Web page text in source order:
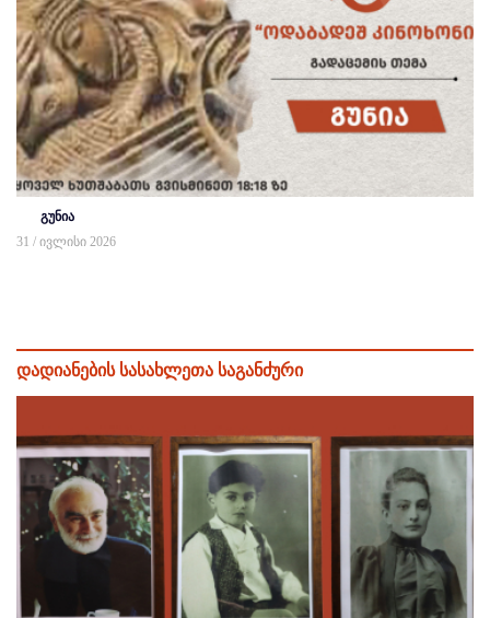
გუნია
31 / ივლისი 2026
დადიანების სასახლეთა საგანძური